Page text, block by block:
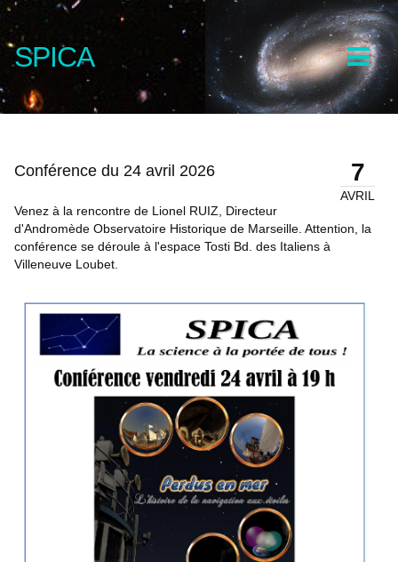
SPICA
7
AVRIL
Conférence du 24 avril 2026
Venez à la rencontre de Lionel RUIZ, Directeur
d'Andromède Observatoire Historique de Marseille. Attention, la
conférence se déroule à l'espace Tosti Bd. des Italiens à
Villeneuve Loubet.